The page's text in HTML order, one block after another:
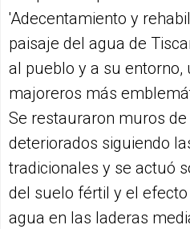
'Adecentamiento y
paisaje del agua de
al pueblo y a su entorno,
majoreros más
Se restauraron muros
deteriorados siguiendo
tradicionales y se actuó
del suelo fértil y el
agua en las laderas